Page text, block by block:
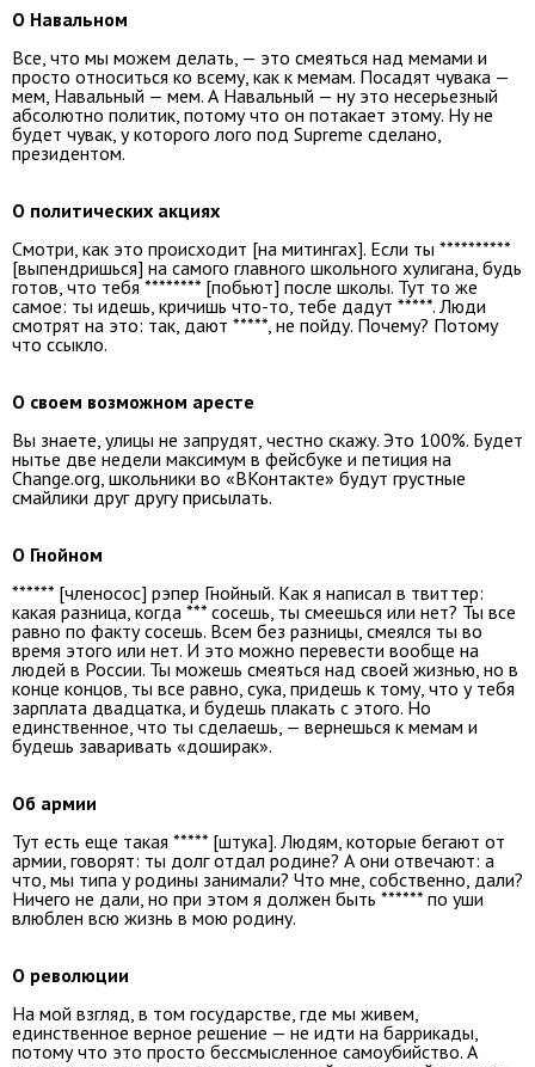
О Навальном
Все, что мы можем делать, — это смеяться над мемами и
просто относиться ко всему, как к мемам. Посадят чувака —
мем, Навальный — мем. А Навальный — ну это несерьезный
абсолютно политик, потому что он потакает этому. Ну не
будет чувак, у которого лого под Supreme сделано,
президентом.
О политических акциях
Смотри, как это происходит [на митингах]. Если ты **********
[выпендришься] на самого главного школьного хулигана, будь
готов, что тебя ******** [побьют] после школы. Тут то же
самое: ты идешь, кричишь что-то, тебе дадут *****. Люди
смотрят на это: так, дают *****, не пойду. Почему? Потому
что ссыкло.
О своем возможном аресте
Вы знаете, улицы не запрудят, честно скажу. Это 100%. Будет
нытье две недели максимум в фейсбуке и петиция на
Change.org, школьники во «ВКонтакте» будут грустные
смайлики друг другу присылать.
О Гнойном
****** [членосос] рэпер Гнойный. Как я написал в твиттер:
какая разница, когда *** сосешь, ты смеешься или нет? Ты все
равно по факту сосешь. Всем без разницы, смеялся ты во
время этого или нет. И это можно перевести вообще на
людей в России. Ты можешь смеяться над своей жизнью, но в
конце концов, ты все равно, сука, придешь к тому, что у тебя
зарплата двадцатка, и будешь плакать с этого. Но
единственное, что ты сделаешь, — вернешься к мемам и
будешь заваривать «доширак».
Об армии
Тут есть еще такая ***** [штука]. Людям, которые бегают от
армии, говорят: ты долг отдал родине? А они отвечают: а
что, мы типа у родины занимали? Что мне, собственно, дали?
Ничего не дали, но при этом я должен быть ****** по уши
влюблен всю жизнь в мою родину.
О революции
На мой взгляд, в том государстве, где мы живем,
единственное верное решение — не идти на баррикады,
потому что это просто бессмысленное самоубийство. А